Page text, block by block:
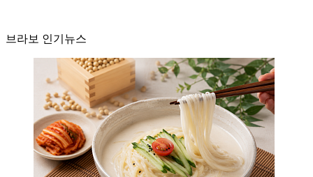
브라보 인기뉴스